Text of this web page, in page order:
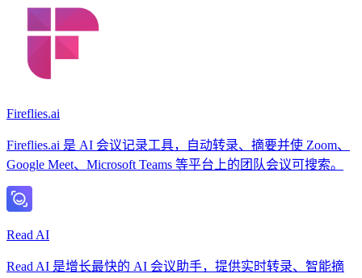
Fireflies.ai
Fireflies.ai 是 AI 会议记录工具，自动转录、摘要并使 Zoom、
Google Meet、Microsoft Teams 等平台上的团队会议可搜索。
Read AI
Read AI 是增长最快的 AI 会议助手，提供实时转录、智能摘